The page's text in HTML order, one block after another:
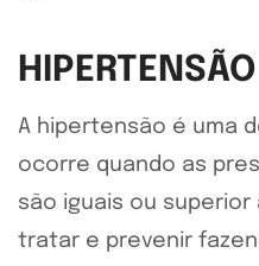
A hipertensão é uma
ocorre quando as
são iguais ou superior
tratar e prevenir